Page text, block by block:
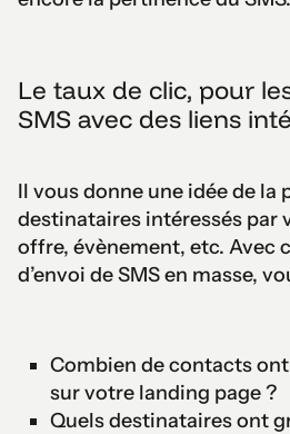
Le taux de clic, pour
SMS avec des liens
Il vous donne une idée de la
destinataires intéressés par
offre, évènement, etc. Avec
d’envoi de SMS en masse,
Combien de contacts
sur votre landing page ?
Quels destinataires ont